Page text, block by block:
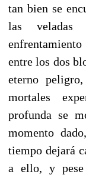
tan bien se
las
enfrentamiento
entre los dos
eterno
mortales
profunda se
momento
tiempo dejará
a ello, y pese